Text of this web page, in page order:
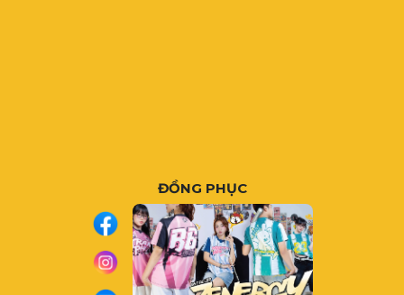
ĐỒNG PHỤC